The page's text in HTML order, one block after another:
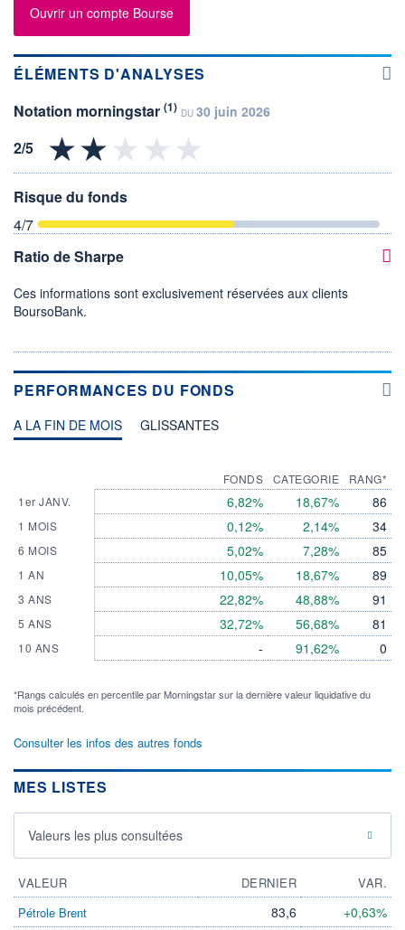
Ouvrir un compte Bourse
ÉLÉMENTS D'ANALYSES
Notation morningstar (1) DU 30 juin 2026
Risque du fonds
4/7
Ratio de Sharpe
Ces informations sont exclusivement réservées aux clients
BoursoBank.
PERFORMANCES DU FONDS
A LA FIN DE MOIS GLISSANTES
1er JANV.
1 MOIS
6 MOIS
1 AN
3 ANS
5 ANS
10 ANS
FONDS
6,82%
0,12%
5,02%
10,05%
22,82%
32,72%
-
CATEGORIE
18,67%
2,14%
7,28%
18,67%
48,88%
56,68%
91,62%
RANG*
86
34
85
89
91
81
0
*Rangs calculés en percentile par Morningstar sur la dernière valeur liquidative du
mois précédent.
Consulter les infos des autres fonds
MES LISTES
Valeurs les plus consultées
VALEUR DERNIER
VAR.
Pétrole Brent
83,6 +0,63%